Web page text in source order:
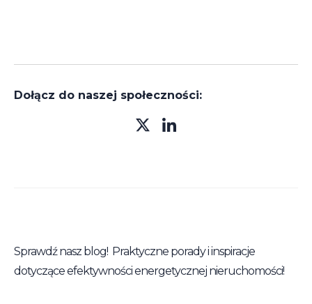
Dołącz do naszej społeczności:
Sprawdź nasz blog! Praktyczne porady i inspiracje
dotyczące efektywności energetycznej nieruchomości!